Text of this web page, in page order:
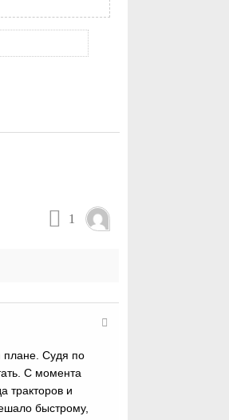
1
плане. Судя по
С момента
тракторов и
быстрому,